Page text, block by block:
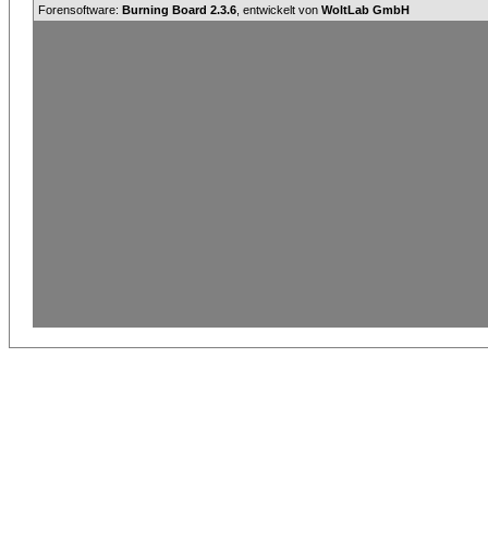
Forensoftware: Burning Board 2.3.6 , entwickelt von WoltLab GmbH